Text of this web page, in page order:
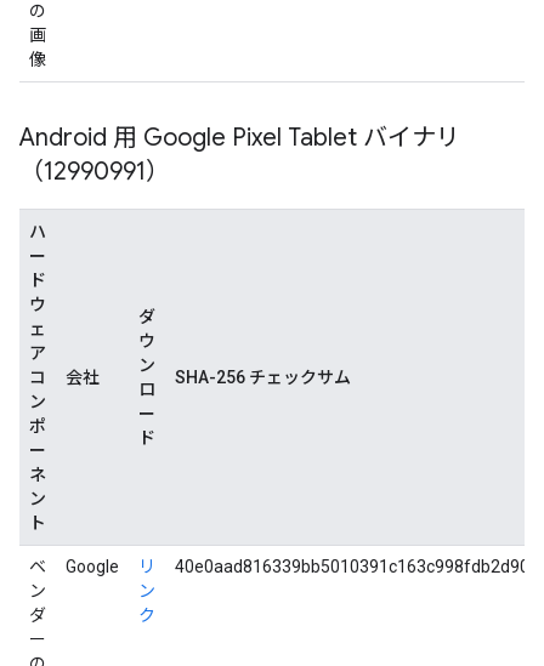
の
画
像
Android 用 Google Pixel Tablet バイナリ
（12990991）
ハ
ー
ド
ウ
ェ
ア
コ
ン
ポ
ー
ネ
ン
ト
会社
ダ
ウ
ン
ロ
ー
ド
SHA-256 チェックサム
ベ
ン
ダ
ー
Google
リ
ン
ク